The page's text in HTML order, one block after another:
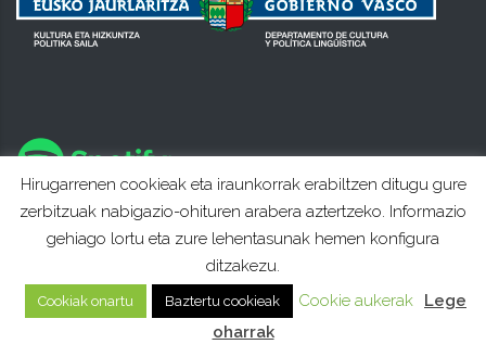
Hirugarrenen cookieak eta iraunkorrak erabiltzen ditugu gure
zerbitzuak nabigazio-ohituren arabera aztertzeko. Informazio
gehiago lortu eta zure lehentasunak hemen konfigura
ditzakezu.
Cookiak onartu Baztertu cookieak Cookie aukerak
Lege
oharrak